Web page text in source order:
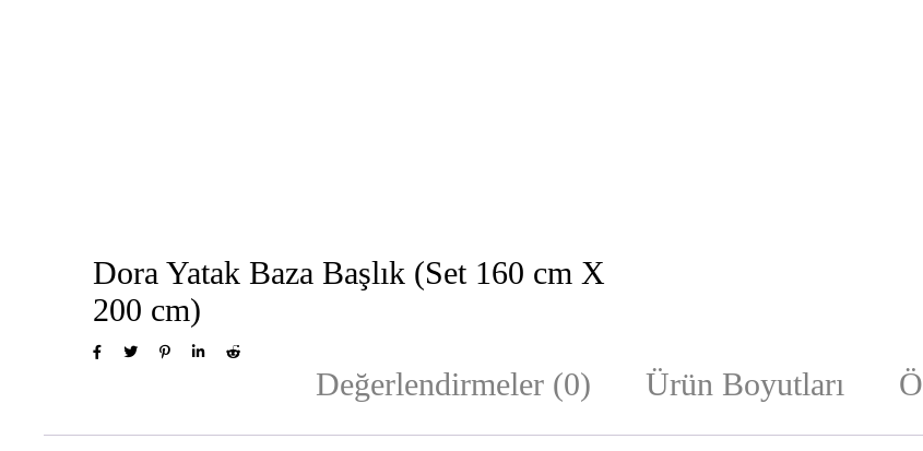
Dora Yatak Baza Başlık (Set 160 cm X
200 cm)
Değerlendirmeler (0) Ürün Boyutları